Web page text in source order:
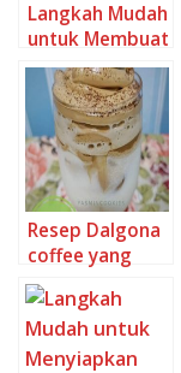
Langkah Mudah
untuk Membuat
16. Dalgona
Coffee (Nescafe
classic) Anti
Gagal
Resep Dalgona
coffee yang
Menggugah
Selera